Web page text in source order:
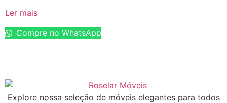
Ler mais
Compre no WhatsApp
Explore nossa seleção de móveis elegantes para todos